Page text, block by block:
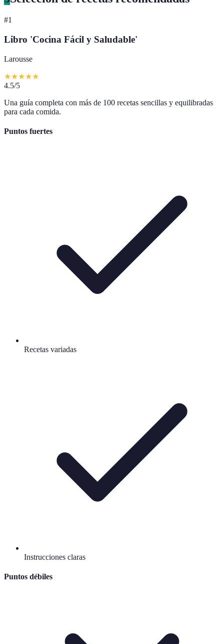
#1
Libro 'Cocina Fácil y Saludable'
Larousse
★★★★★
4.5/5
Una guía completa con más de 100 recetas sencillas y equilibradas
para cada comida.
Puntos fuertes
Recetas variadas
Instrucciones claras
Puntos débiles